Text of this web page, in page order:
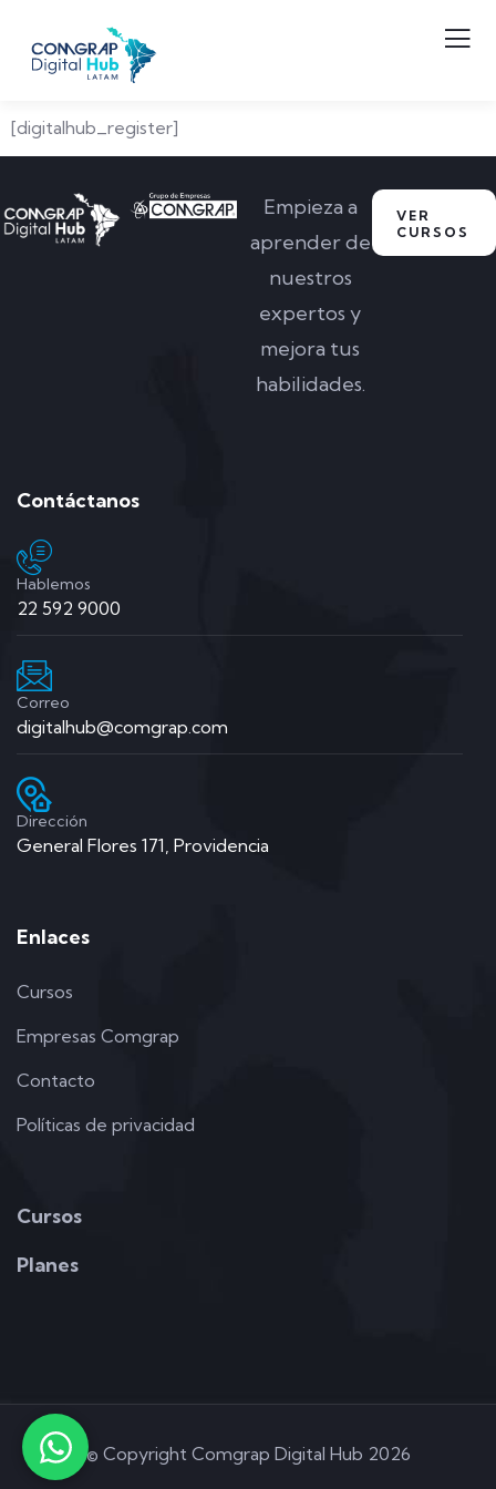
[digitalhub_register]
Empieza a
aprender de
nuestros
expertos y
mejora tus
habilidades.
VER
CURSOS
Contáctanos
Hablemos
22 592 9000
Correo
digitalhub@comgrap.com
Dirección
General Flores 171, Providencia
Enlaces
Cursos
Empresas Comgrap
Contacto
Políticas de privacidad
Cursos
Planes
© Copyright Comgrap Digital Hub 2026